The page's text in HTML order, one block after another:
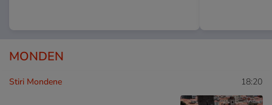
MONDEN
Stiri Mondene 18:20